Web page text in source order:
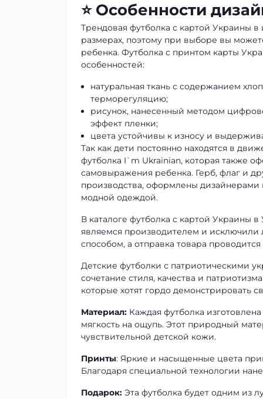
⭐ Особенности
Трендовая футболка с картой Украины
размерах, поэтому при выборе вы
ребенка. Футболка с принтом карты
особенностей:
натуральная ткань с содержанием
терморегуляцию;
рисунок, нанесенный методом
эффект пленки;
цвета устойчивы к износу и
Так как дети постоянно находятся в
футболка I`m Ukrainian, которая также
самовыражения ребенка. Герб, флаг и
производства, оформлены дизайнерами
модной одеждой.
В каталоге футболка с картой Украины
являемся производителем и
способом, а отправка товара
Детские футболки с патриотическими
сочетание стиля, качества и
которые хотят гордо демонстрировать
Материал: Каждая футболка
мягкость на ощупь. Этот природный
чувствительной детской кожи.
Принты: Яркие и насыщенные цвета
Благодаря специальной технологии
Подарок: Эта футболка будет одним из